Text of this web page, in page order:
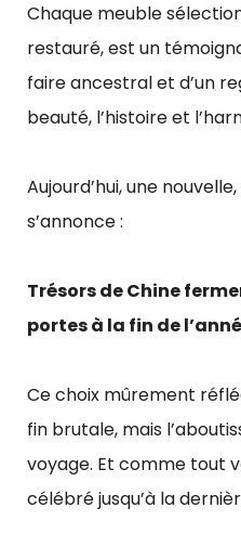
Chaque meuble
restauré, est un
faire ancestral et d’un
beauté, l’histoire et
Aujourd’hui, une
s’annonce :
Trésors de Chine
portes à la fin de
Ce choix mûrement
fin brutale, mais
voyage. Et comme tout
célébré jusqu’à la